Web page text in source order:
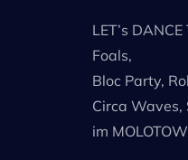
LET’s
Foals,
Bloc Party,
Circa Waves,
im